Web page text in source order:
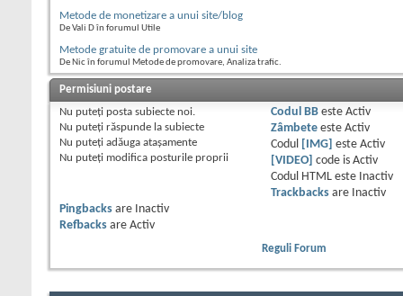
Metode de monetizare a unui site/blog
De Vali D în forumul Utile
Metode gratuite de promovare a unui site
De Nic în forumul Metode de promovare, Analiza trafic.
Permisiuni postare
Nu puteţi posta subiecte noi.
Nu puteţi răspunde la subiecte
Nu puteţi adăuga ataşamente
Nu puteţi modifica posturile proprii
Codul BBeste Activ
Zâmbeteeste Activ
Codul
[IMG] este Activ
[VIDEO] code is Activ
Codul HTML este
Inactiv
Trackbacksare
Inactiv
Pingbacks are
Inactiv
Refbacks are Activ
Reguli Forum